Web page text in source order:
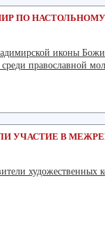
ПО
иконы
православной
УЧАСТИЕ В
художественных